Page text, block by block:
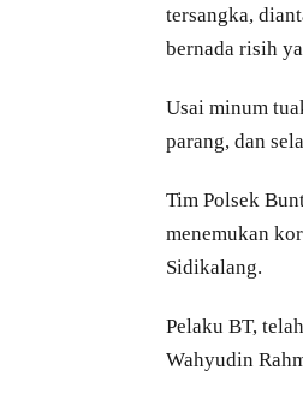
tersangka,
bernada risih
Usai minum
parang, dan
Tim Polsek
menemukan
Sidikalang.
Pelaku BT,
Wahyudin